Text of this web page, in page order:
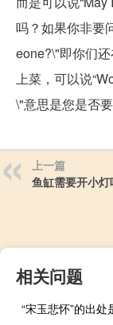
吗？如果你非要
eone?\"即你们
上菜，可以说
\"意思是您是否
上一篇
鱼缸需要开小
相关问题
“宋玉悲怀”的出处